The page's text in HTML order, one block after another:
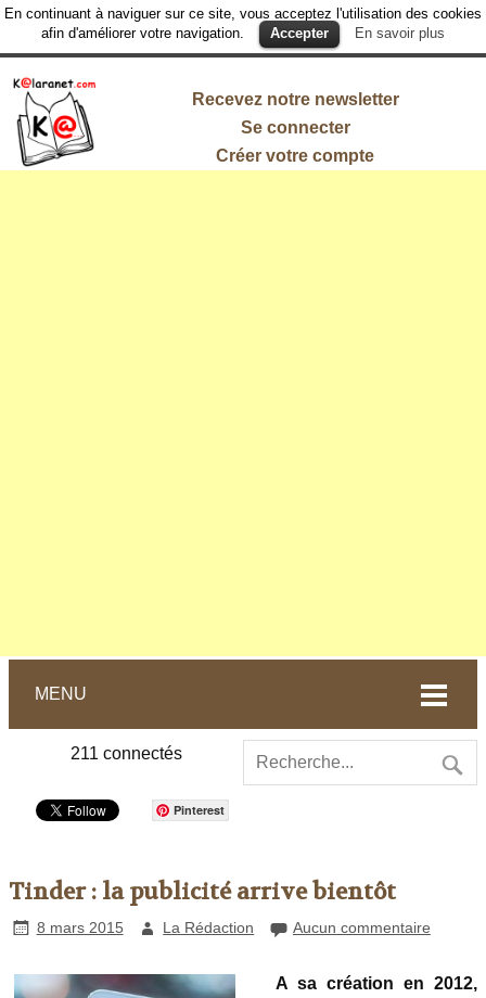
En continuant à naviguer sur ce site, vous acceptez l'utilisation des cookies
afin d'améliorer votre navigation.
Accepter En savoir plus
Recevez notre newsletter
Se connecter
Créer votre compte
MENU
211 connectés
Pinterest
Tinder : la publicité arrive bientôt
8 mars 2015 La Rédaction Aucun commentaire
A sa création en 2012,